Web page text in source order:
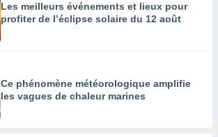
Les meilleurs événements et lieux pour
profiter de l’éclipse solaire du 12 août
Ce phénomène météorologique amplifie
les vagues de chaleur marines